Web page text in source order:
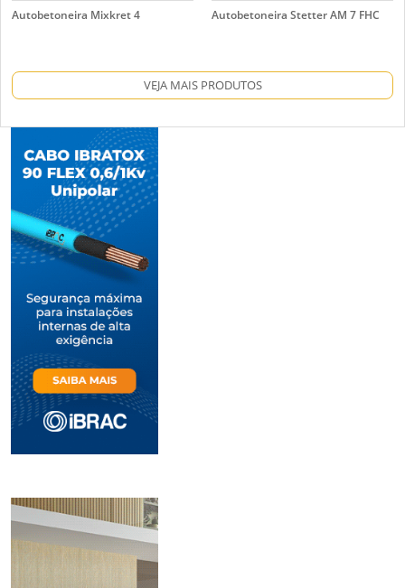
Autobetoneira Mixkret 4 Autobetoneira Stetter AM 7 FHC
VEJA MAIS PRODUTOS